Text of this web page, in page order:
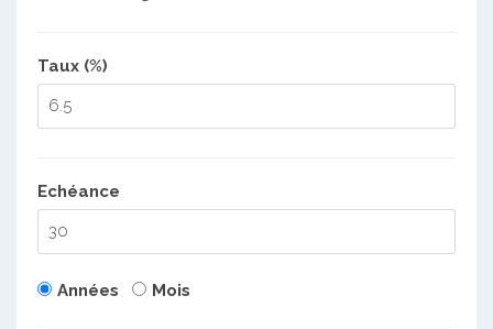
Taux (%)
Echéance
Années Mois